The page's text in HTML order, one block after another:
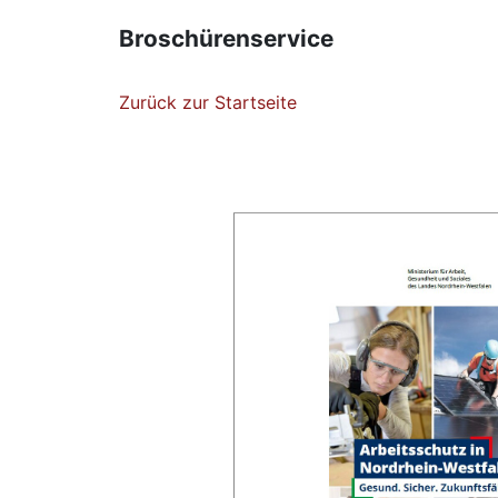
Broschürenservice
Zurück zur Startseite